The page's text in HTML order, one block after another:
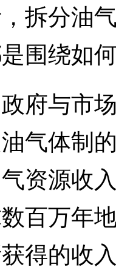
拆分油
围绕如
与市场
气体制
资源收
百万年
得的收